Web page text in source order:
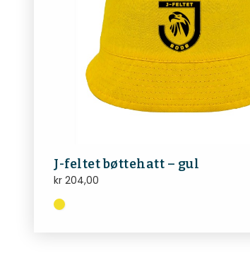
J-feltet bøttehatt – gul
kr 204,00